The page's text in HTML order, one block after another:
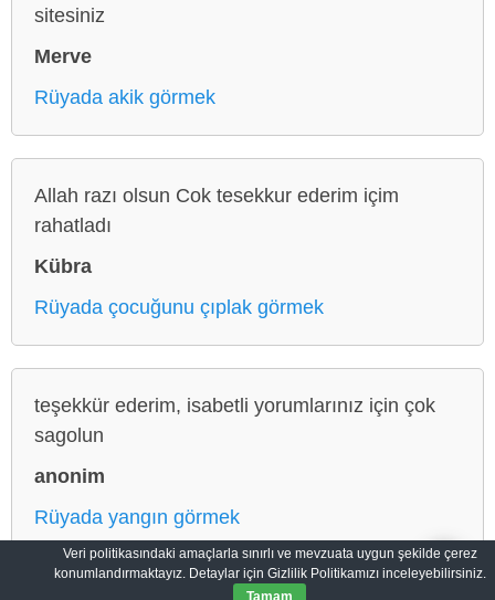
sitesiniz
Merve
Rüyada akik görmek
Allah razı olsun Cok tesekkur ederim içim
rahatladı
Kübra
Rüyada çocuğunu çıplak görmek
teşekkür ederim, isabetli yorumlarınız için çok
sagolun
anonim
Rüyada yangın görmek
Veri politikasındaki amaçlarla sınırlı ve mevzuata uygun şekilde çerez
konumlandırmaktayız. Detaylar için Gizlilik Politikamızı inceleyebilirsiniz.
Tamam